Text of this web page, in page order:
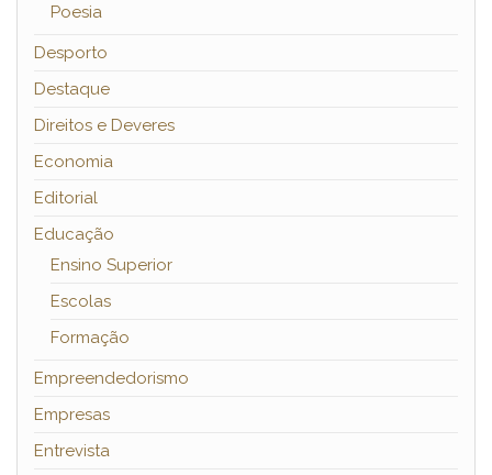
Poesia
Desporto
Destaque
Direitos e Deveres
Economia
Editorial
Educação
Ensino Superior
Escolas
Formação
Empreendedorismo
Empresas
Entrevista